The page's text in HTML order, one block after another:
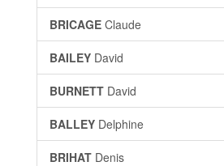
BRICAGE Claude
BAILEY David
BURNETT David
BALLEY Delphine
BRIHAT Denis